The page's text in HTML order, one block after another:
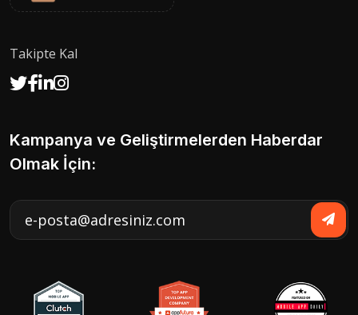
Takipte Kal
Kampanya ve Geliştirmelerden Haberdar
Olmak İçin: